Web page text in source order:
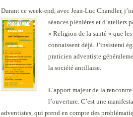
Durant ce week-end, avec Jean-Luc Chandler,
séances plénières et d’ateliers
« Religion de la santé » que
connaissent déjà. J’insisterai
praticien adventiste
la société antillaise.
L’apport majeur de la
l’ouverture. C’est une
adventistes, qui prend en compte des